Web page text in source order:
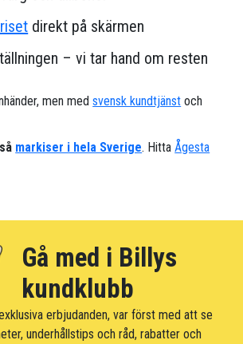
direkt på skärmen
– vi tar hand om resten
men medsvensk kundtjänst och
markiser i hela Sverige. HittaÅgesta
Gå med i Billys
kundklubb
erbjudanden, var först med att se
underhållstips och råd, rabatter och